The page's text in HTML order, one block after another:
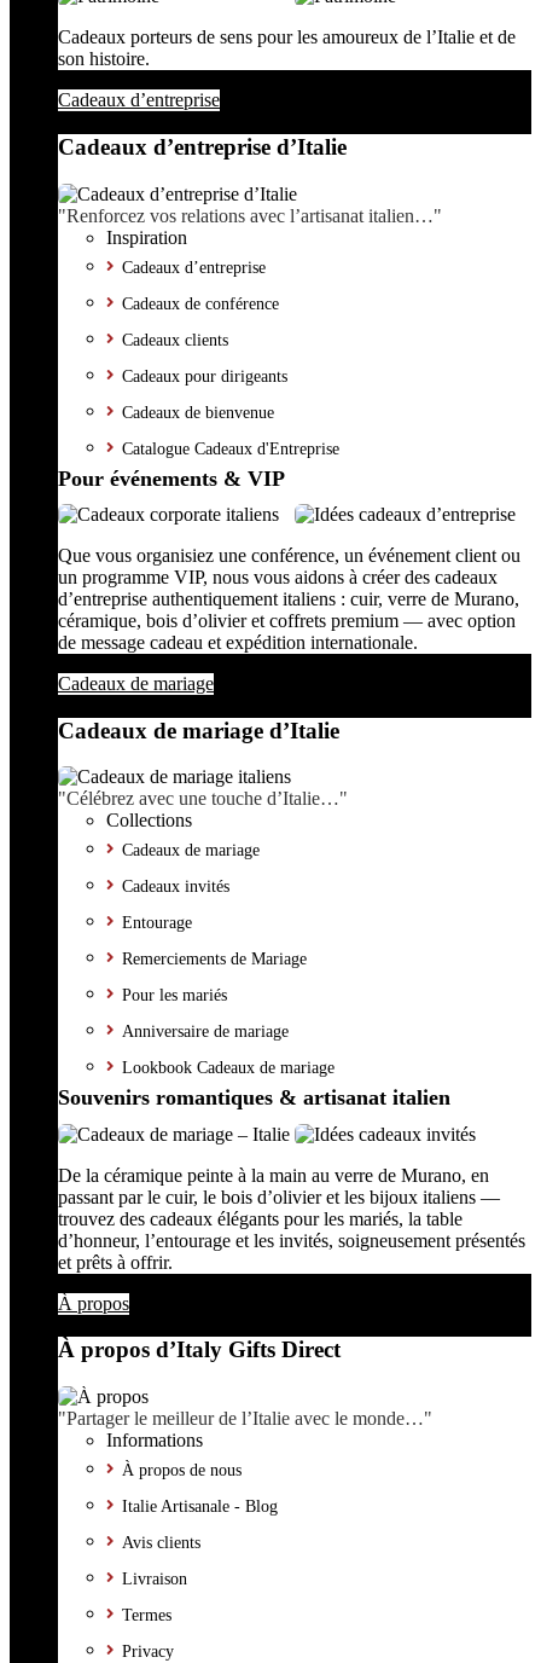
Cadeaux porteurs de sens pour les amoureux de l’Italie et de
son histoire.
Cadeaux d’entreprise
Cadeaux d’entreprise d’Italie
"Renforcez vos relations avec l’artisanat italien…"
Inspiration
Cadeaux d’entreprise
Cadeaux de conférence
Cadeaux clients
Cadeaux pour dirigeants
Cadeaux de bienvenue
Catalogue Cadeaux d'Entreprise
Pour événements & VIP
Que vous organisiez une conférence, un événement client ou
un programme VIP, nous vous aidons à créer des cadeaux
d’entreprise authentiquement italiens : cuir, verre de Murano,
céramique, bois d’olivier et coffrets premium — avec option
de message cadeau et expédition internationale.
Cadeaux de mariage
Cadeaux de mariage d’Italie
"Célébrez avec une touche d’Italie…"
Collections
Cadeaux de mariage
Cadeaux invités
Entourage
Remerciements de Mariage
Pour les mariés
Anniversaire de mariage
Lookbook Cadeaux de mariage
Souvenirs romantiques & artisanat italien
De la céramique peinte à la main au verre de Murano, en
passant par le cuir, le bois d’olivier et les bijoux italiens —
trouvez des cadeaux élégants pour les mariés, la table
d’honneur, l’entourage et les invités, soigneusement présentés
et prêts à offrir.
À propos
À propos d’Italy Gifts Direct
"Partager le meilleur de l’Italie avec le monde…"
Informations
À propos de nous
Italie Artisanale - Blog
Avis clients
Livraison
Termes
Privacy